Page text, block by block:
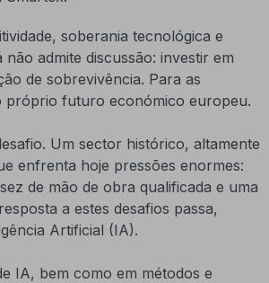
soberania tecnológica e
admite discussão: investir em
de sobrevivência. Para as
próprio futuro económico europeu.
Um sector histórico, altamente
enfrenta hoje pressões enormes:
de mão de obra qualificada e uma
a estes desafios passa,
Artificial (IA).
IA, bem como em métodos e